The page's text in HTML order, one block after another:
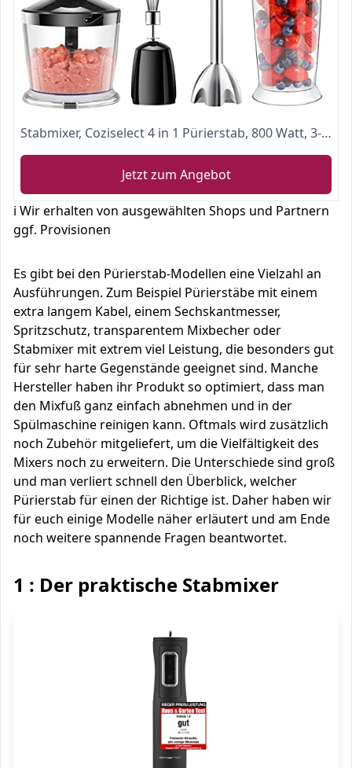
Stabmixer, Coziselect 4 in 1 Pürierstab, 800 Watt, 3-teiliges Zubehör-Set, geeignet für die Zubereitung von Babynahrung, Salaten, Suppen und Gemüse, Schwarz
Jetzt zum Angebot
ℹ️ Wir erhalten von ausgewählten Shops und Partnern
ggf. Provisionen
Es gibt bei den Pürierstab-Modellen eine Vielzahl an
Ausführungen. Zum Beispiel Pürierstäbe mit einem
extra langem Kabel, einem Sechskantmesser,
Spritzschutz, transparentem Mixbecher oder
Stabmixer mit extrem viel Leistung, die besonders gut
für sehr harte Gegenstände geeignet sind. Manche
Hersteller haben ihr Produkt so optimiert, dass man
den Mixfuß ganz einfach abnehmen und in der
Spülmaschine reinigen kann. Oftmals wird zusätzlich
noch Zubehör mitgeliefert, um die Vielfältigkeit des
Mixers noch zu erweitern. Die Unterschiede sind groß
und man verliert schnell den Überblick, welcher
Pürierstab für einen der Richtige ist. Daher haben wir
für euch einige Modelle näher erläutert und am Ende
noch weitere spannende Fragen beantwortet.
1 : Der praktische Stabmixer